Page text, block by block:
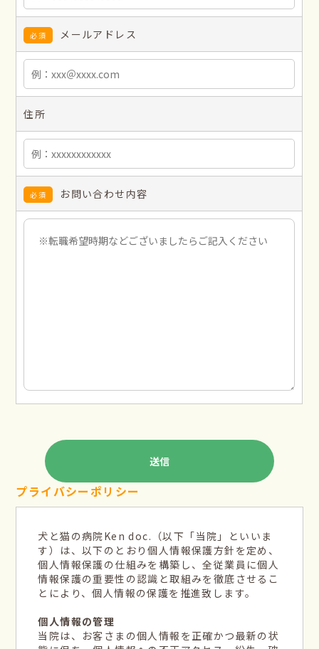
必須 メールアドレス
住所
必須 お問い合わせ内容
プライバシーポリシー
犬と猫の病院Ken doc.（以下「当院」といいま
す）は、以下のとおり個人情報保護方針を定め、
個人情報保護の仕組みを構築し、全従業員に個人
情報保護の重要性の認識と取組みを徹底させるこ
とにより、個人情報の保護を推進致します。
個人情報の管理
当院は、お客さまの個人情報を正確かつ最新の状